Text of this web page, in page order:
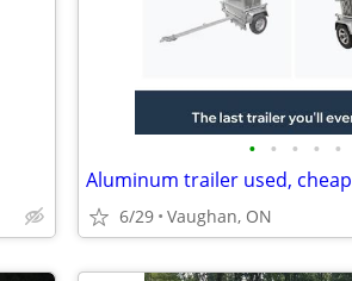
• • • • •
Aluminum trailer used, cheap
6/29 Vaughan, ON